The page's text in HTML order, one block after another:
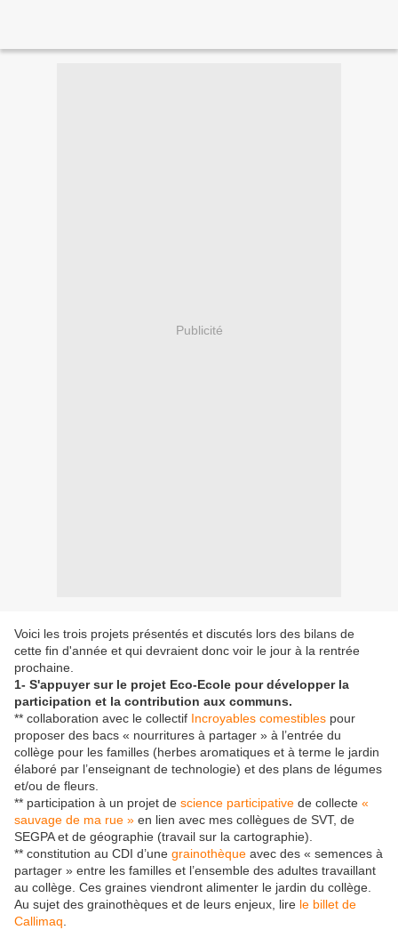
Publicité
Voici les trois projets présentés et discutés lors des bilans de
cette fin d'année et qui devraient donc voir le jour à la rentrée
prochaine.
1- S'appuyer sur le projet Eco-Ecole pour développer la
participation et la contribution aux communs.
** collaboration avec le collectif Incroyables comestibles pour
proposer des bacs « nourritures à partager » à l’entrée du
collège pour les familles (herbes aromatiques et à terme le jardin
élaboré par l’enseignant de technologie) et des plans de légumes
et/ou de fleurs.
** participation à un projet de science participative de collecte «
sauvage de ma rue » en lien avec mes collègues de SVT, de
SEGPA et de géographie (travail sur la cartographie).
** constitution au CDI d’une grainothèque avec des « semences à
partager » entre les familles et l’ensemble des adultes travaillant
au collège. Ces graines viendront alimenter le jardin du collège.
Au sujet des grainothèques et de leurs enjeux, lire le billet de
Callimaq